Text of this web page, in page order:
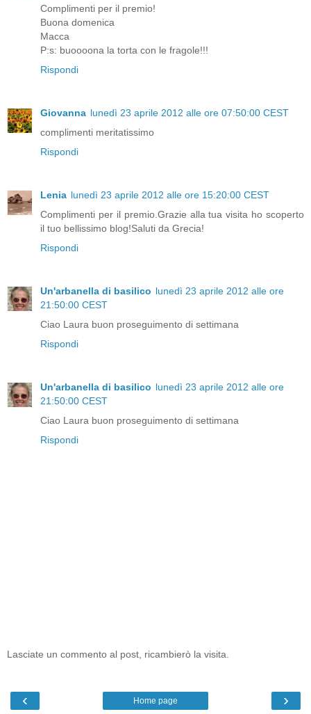
Complimenti per il premio!
Buona domenica
Macca
P:s: buoooona la torta con le fragole!!!
Rispondi
Giovanna lunedì 23 aprile 2012 alle ore 07:50:00 CEST
complimenti meritatissimo
Rispondi
Lenia lunedì 23 aprile 2012 alle ore 15:20:00 CEST
Complimenti per il premio.Grazie alla tua visita ho scoperto
il tuo bellissimo blog!Saluti da Grecia!
Rispondi
Un'arbanella di basilico lunedì 23 aprile 2012 alle ore
21:50:00 CEST
Ciao Laura buon proseguimento di settimana
Rispondi
Un'arbanella di basilico lunedì 23 aprile 2012 alle ore
21:50:00 CEST
Ciao Laura buon proseguimento di settimana
Rispondi
Lasciate un commento al post, ricambierò la visita.
‹ ›
Home page